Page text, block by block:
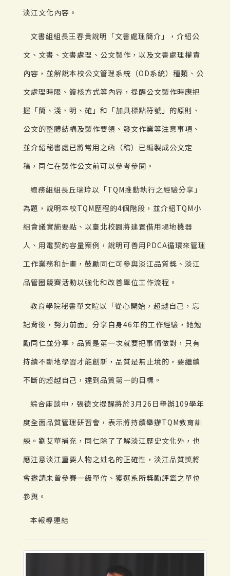
淡江文化內容。
文書組組長王春貴說明「文書處理簡介」，介紹公
文、文書、文書處理、公文製作，以及文書處理權責
內容，並解說本校公文管理系統（OD系統）種類、公
文處理時限、簽核方式等內容，提醒公文製作時應把
握「簡、淺、明、確」和「加具標點符號」的原則、
公文的整體結構及製作要領、發文作業等注意事項、
並介紹秘書處已將常用之函（稿）已編製成公文定
稿，同仁在製作公文前可以參考參閱。
總務組組長丘瑞玲以「TQM推動執行之經驗分享」
為題，說明本校TQM歷程的4個階段，並介紹TQM小
組會議實施要點、以臺北校園將建置借用場地機器
人、用電契約容量案例，說明可善用PDCA循環來管理
工作業務和計畫，鼓勵同仁可參與淡江品質獎、淡江
品管圈競賽活動以強化和改善單位工作流程。
教育學院秘書單文暄以「從心開始，超越自己，忘
記背後，努力前面」分享自身46年的工作經驗，她勉
勵同仁並分享，品質是第一次就要把事情做對，只有
持續不斷地學習才能創新，品質是無止境的，要繼續
不斷的超越自己，達到品質第一的目標。
綜合座談中，張德文提醒將於3月26日舉辦109學年
度全面品質管理研習會，表示將持續舉辦TQM教育訓
練。劉艾華補充，同仁除了了解淡江歷史文化外，也
應注意淡江重要人物之姓名的正確性，淡江品質獎將
會邀請未曾參賽一級單位、獲選系所獎勵評鑑之單位
參與。
本報導連結